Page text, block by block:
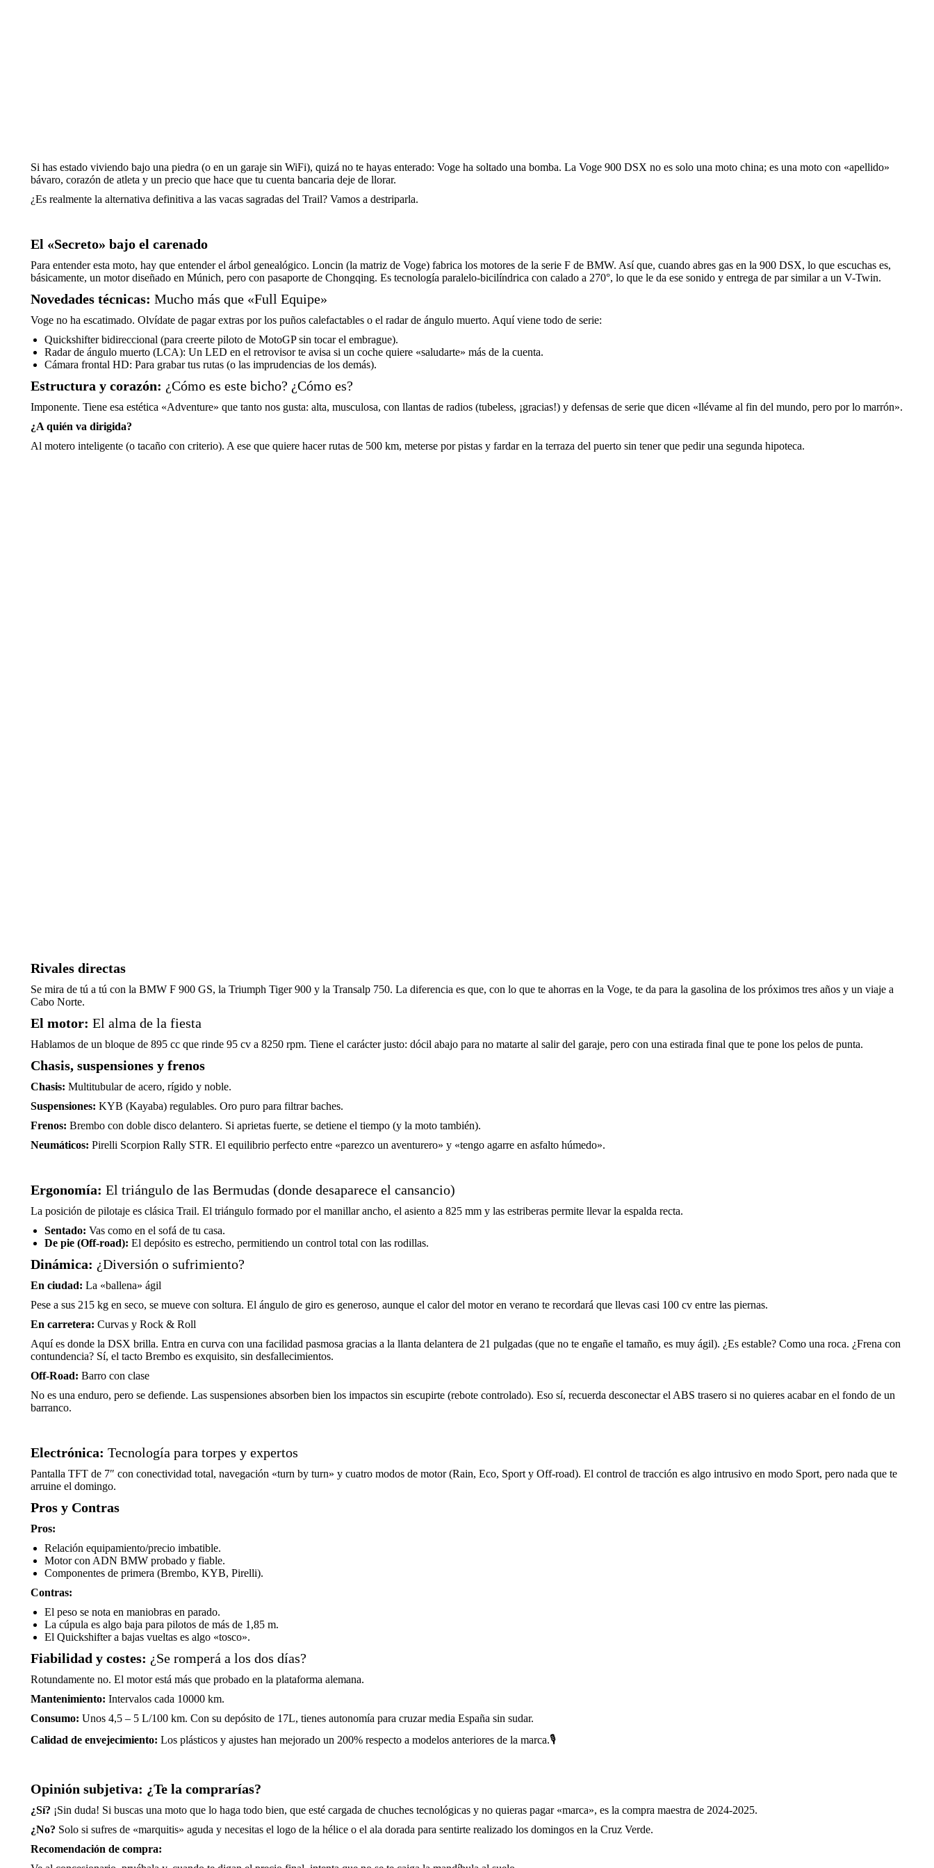
Si has estado viviendo bajo una piedra (o en un garaje sin WiFi), quizá no te hayas enterado: Voge ha soltado una bomba. La Voge 900 DSX no es solo una moto china; es una moto con «apellido»
bávaro, corazón de atleta y un precio que hace que tu cuenta bancaria deje de llorar.
¿Es realmente la alternativa definitiva a las vacas sagradas del Trail? Vamos a destriparla.
El «Secreto» bajo el carenado
Para entender esta moto, hay que entender el árbol genealógico. Loncin (la matriz de Voge) fabrica los motores de la serie F de BMW. Así que, cuando abres gas en la 900 DSX, lo que escuchas es,
básicamente, un motor diseñado en Múnich, pero con pasaporte de Chongqing. Es tecnología paralelo-bicilíndrica con calado a 270°, lo que le da ese sonido y entrega de par similar a un V-Twin.
Novedades técnicas: Mucho más que «Full Equipe»
Voge no ha escatimado. Olvídate de pagar extras por los puños calefactables o el radar de ángulo muerto. Aquí viene todo de serie:
Quickshifter bidireccional (para creerte piloto de MotoGP sin tocar el embrague).
Radar de ángulo muerto (LCA): Un LED en el retrovisor te avisa si un coche quiere «saludarte» más de la cuenta.
Cámara frontal HD: Para grabar tus rutas (o las imprudencias de los demás).
Estructura y corazón: ¿Cómo es este bicho? ¿Cómo es?
Imponente. Tiene esa estética «Adventure» que tanto nos gusta: alta, musculosa, con llantas de radios (tubeless, ¡gracias!) y defensas de serie que dicen «llévame al fin del mundo, pero por lo marrón».
¿A quién va dirigida?
Al motero inteligente (o tacaño con criterio). A ese que quiere hacer rutas de 500 km, meterse por pistas y fardar en la terraza del puerto sin tener que pedir una segunda hipoteca.
Rivales directas
Se mira de tú a tú con la BMW F 900 GS, la Triumph Tiger 900 y la Transalp 750. La diferencia es que, con lo que te ahorras en la Voge, te da para la gasolina de los próximos tres años y un viaje a
Cabo Norte.
El motor: El alma de la fiesta
Hablamos de un bloque de 895 cc que rinde 95 cv a 8250 rpm. Tiene el carácter justo: dócil abajo para no matarte al salir del garaje, pero con una estirada final que te pone los pelos de punta.
Chasis, suspensiones y frenos
Chasis: Multitubular de acero, rígido y noble.
Suspensiones: KYB (Kayaba) regulables. Oro puro para filtrar baches.
Frenos: Brembo con doble disco delantero. Si aprietas fuerte, se detiene el tiempo (y la moto también).
Neumáticos: Pirelli Scorpion Rally STR. El equilibrio perfecto entre «parezco un aventurero» y «tengo agarre en asfalto húmedo».
Ergonomía: El triángulo de las Bermudas (donde desaparece el cansancio)
La posición de pilotaje es clásica Trail. El triángulo formado por el manillar ancho, el asiento a 825 mm y las estriberas permite llevar la espalda recta.
Sentado: Vas como en el sofá de tu casa.
De pie (Off-road): El depósito es estrecho, permitiendo un control total con las rodillas.
Dinámica: ¿Diversión o sufrimiento?
En ciudad: La «ballena» ágil
Pese a sus 215 kg en seco, se mueve con soltura. El ángulo de giro es generoso, aunque el calor del motor en verano te recordará que llevas casi 100 cv entre las piernas.
En carretera: Curvas y Rock & Roll
Aquí es donde la DSX brilla. Entra en curva con una facilidad pasmosa gracias a la llanta delantera de 21 pulgadas (que no te engañe el tamaño, es muy ágil). ¿Es estable? Como una roca. ¿Frena con
contundencia? Sí, el tacto Brembo es exquisito, sin desfallecimientos.
Off-Road: Barro con clase
No es una enduro, pero se defiende. Las suspensiones absorben bien los impactos sin escupirte (rebote controlado). Eso sí, recuerda desconectar el ABS trasero si no quieres acabar en el fondo de un
barranco.
Electrónica: Tecnología para torpes y expertos
Pantalla TFT de 7″ con conectividad total, navegación «turn by turn» y cuatro modos de motor (Rain, Eco, Sport y Off-road). El control de tracción es algo intrusivo en modo Sport, pero nada que te
arruine el domingo.
Pros y Contras
Pros:
Relación equipamiento/precio imbatible.
Motor con ADN BMW probado y fiable.
Componentes de primera (Brembo, KYB, Pirelli).
Contras:
El peso se nota en maniobras en parado.
La cúpula es algo baja para pilotos de más de 1,85 m.
El Quickshifter a bajas vueltas es algo «tosco».
Fiabilidad y costes: ¿Se romperá a los dos días?
Rotundamente no. El motor está más que probado en la plataforma alemana.
Mantenimiento: Intervalos cada 10000 km.
Consumo: Unos 4,5 – 5 L/100 km. Con su depósito de 17L, tienes autonomía para cruzar media España sin sudar.
Calidad de envejecimiento: Los plásticos y ajustes han mejorado un 200% respecto a modelos anteriores de la marca.🎙
Opinión subjetiva: ¿Te la comprarías?
¿Sí? ¡Sin duda! Si buscas una moto que lo haga todo bien, que esté cargada de chuches tecnológicas y no quieras pagar «marca», es la compra maestra de 2024-2025.
¿No? Solo si sufres de «marquitis» aguda y necesitas el logo de la hélice o el ala dorada para sentirte realizado los domingos en la Cruz Verde.
Recomendación de compra: